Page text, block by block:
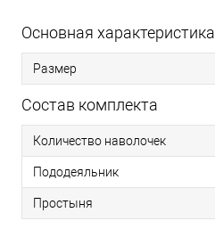
Основная характеристика
Размер
Состав комплекта
Количество наволочек
Пододеяльник
Простыня